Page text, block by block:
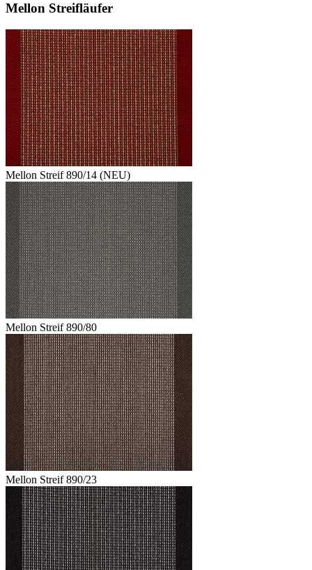
Mellon Streifläufer
Mellon Streif 890/14 (NEU)
Mellon Streif 890/80
Mellon Streif 890/23